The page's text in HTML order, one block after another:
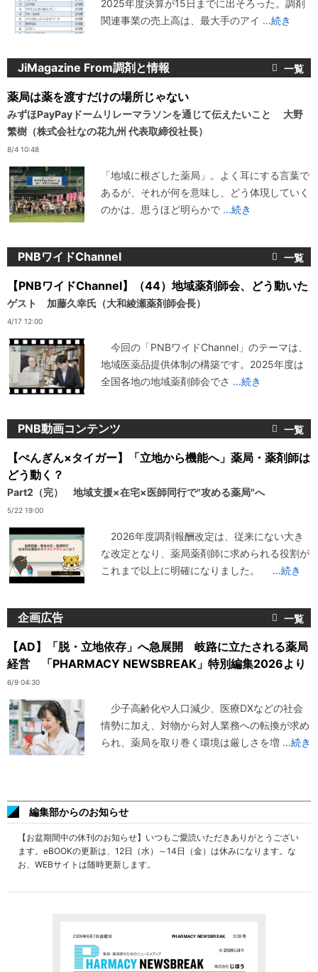
2025年度決算が15日までに出そろった。調剤
関連事業の売上高は、最大手のアイ ...続き
JiMagazine From調剤と情報
薬局は薬を渡すだけの場所じゃない
みずほPayPayドームリレーマラソンを通じて伝えたいこと 大野
繁樹（株式会社なの花九州 代表取締役社長）
8/4 10:48
「地域に根ざした薬局」。よく耳にする言葉で
あるが、それが何を意味し、どう体現していく
のかは、思うほど明らかで ...続き
PNBワイドChannel
【PNBワイドChannel】（44）地域薬剤師会、どう動いた
ゲスト 加藤久幸氏（大和綾瀬薬剤師会長）
4/17 12:00
今回の「PNBワイドChannel」のテーマは、
地域医薬品提供体制の構築です。2025年度は
全国各地の地域薬剤師会でさ ...続き
PNB動画コンテンツ
【ぺんぎん×タイガー】「立地から機能へ」薬局・薬剤師は
どう動く？
Part2（完） 地域支援×在宅×医師同行で"攻める薬局"へ
5/22 19:00
2026年度調剤報酬改定は、従来にない大き
な改定となり、薬局薬剤師に求められる役割が
これまで以上に明確になりました。
...続き
企画広告
【AD】「脱・立地依存」へ急展開 岐路に立たされる薬局
経営 「PHARMACY NEWSBREAK」特別編集2026より
6/9 04:30
少子高齢化や人口減少、医療DXなどの社会
情勢に加え、対物から対人業務への転換が求め
られ、薬局を取り巻く環境は厳しさを増 ...続き
編集部からのお知らせ
【お盆期間中の休刊のお知らせ】いつもご愛読いただきありがとうござい
ます。eBOOKの更新は、12日（水）～14日（金）は休みになります。な
お、WEBサイトは随時更新します。